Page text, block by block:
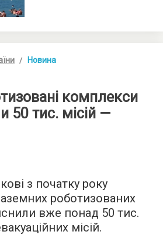
Новина
комплекси
50 тис. місій —
з початку року
роботизованих
вже понад 50 тис.
місій.